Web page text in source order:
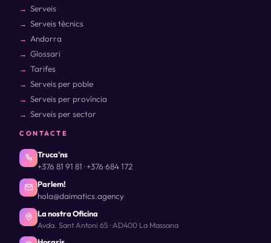
Serveis
Serveis tècnics
Andorra
Glossari
Tarifes
Serveis per poble
Serveis per província
Serveis per sector
CONTACTE
Truca'ns
+376 81 91 81 ·+376 684 172
Parlem!
hola@daimatics.agency
La nostra Oficina
Avda. Sant Antoni 65 · AD400 La Massana